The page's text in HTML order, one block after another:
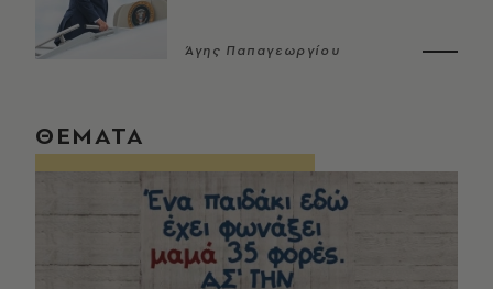
Άγης Παπαγεωργίου
ΘΕΜΑΤΑ